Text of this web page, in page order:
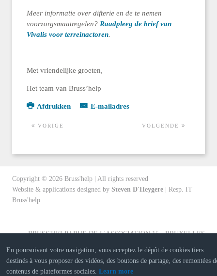
Meer informatie over difterie en de te nemen
voorzorgsmaatregelen? Raadpleeg de brief van
Vivalis voor terreinactoren.
Met vriendelijke groeten,
Het team van Bruss’help
Afdrukken E-mailadres
VORIGE VOLGENDE
Copyright © 2026 Bruss'help | All rights reserved
Website & applications designed by Steven D'Heygere | Resp. IT
Bruss'help
BRUSS'HELP | RUE DE L'ASSOCIATION 15 - BRUXELLES
En poursuivant votre navigation, vous acceptez le dépôt de cookies tiers
destinés à vous proposer des vidéos, des boutons de partage, des remontées
contenus de plateformes sociales.Learn more